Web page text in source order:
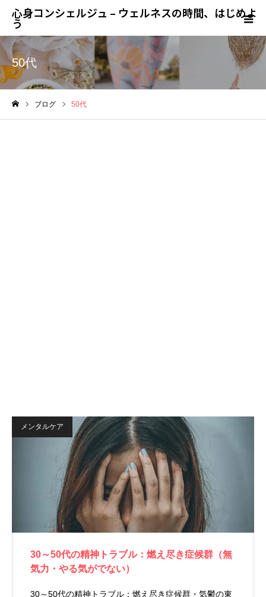
心身コンシェルジュ – ウェルネスの時間、はじめよ
う
50代
ブログ 50代
メンタルケア
30～50代の精神トラブル：燃え尽き症候群（無
気力・やる気がでない）
30～50代の精神トラブル：燃え尽き症候群・気鬱の東